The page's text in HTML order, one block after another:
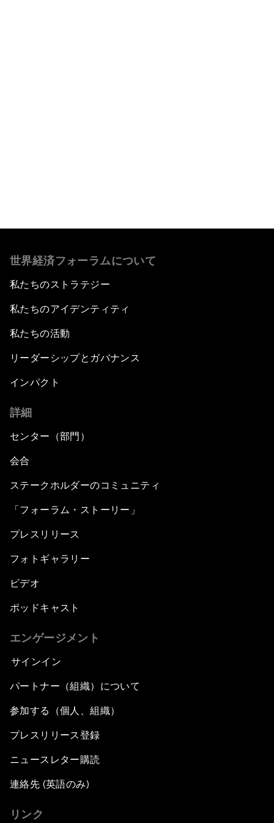
世界経済フォーラムについて
私たちのストラテジー
私たちのアイデンティティ
私たちの活動
リーダーシップとガバナンス
インパクト
詳細
センター（部門）
会合
ステークホルダーのコミュニティ
「フォーラム・ストーリー」
プレスリリース
フォトギャラリー
ビデオ
ポッドキャスト
エンゲージメント
サインイン
パートナー（組織）について
参加する（個人、組織）
プレスリリース登録
ニュースレター購読
連絡先 (英語のみ)
リンク